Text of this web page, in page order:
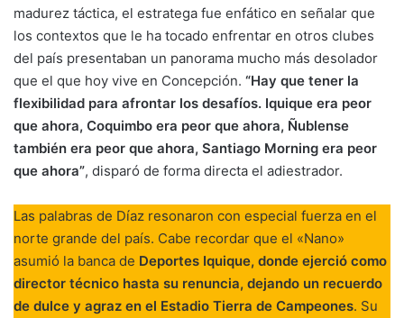
madurez táctica, el estratega fue enfático en señalar que
los contextos que le ha tocado enfrentar en otros clubes
del país presentaban un panorama mucho más desolador
que el que hoy vive en Concepción. “Hay que tener la
flexibilidad para afrontar los desafíos. Iquique era peor
que ahora, Coquimbo era peor que ahora, Ñublense
también era peor que ahora, Santiago Morning era peor
que ahora”, disparó de forma directa el adiestrador.
Las palabras de Díaz resonaron con especial fuerza en el
norte grande del país. Cabe recordar que el «Nano»
asumió la banca de Deportes Iquique, donde ejerció como
director técnico hasta su renuncia, dejando un recuerdo
de dulce y agraz en el Estadio Tierra de Campeones. Su